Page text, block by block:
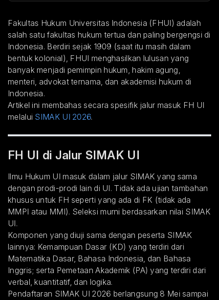
Fakultas Hukum Universitas Indonesia (FHUI) adalah
salah satu fakultas hukum tertua dan paling bergengsi di
Indonesia. Berdiri sejak 1909 (saat itu masih dalam
bentuk kolonial), FHUI menghasilkan lulusan yang
banyak menjadi pemimpin hukum, hakim agung,
menteri, advokat ternama, dan akademisi hukum di
Indonesia.
Artikel ini membahas secara spesifik jalur masuk FH UI
melalui SIMAK UI 2026.
FH UI di Jalur SIMAK UI
Ilmu Hukum UI masuk dalam jalur SIMAK yang sama
dengan prodi-prodi lain di UI. Tidak ada ujian tambahan
khusus untuk FH seperti yang ada di FK (tidak ada
MMPI atau MMI). Seleksi murni berdasarkan nilai SIMAK
UI.
Komponen yang diuji sama dengan peserta SIMAK
lainnya: Kemampuan Dasar (KD) yang terdiri dari
Matematika Dasar, Bahasa Indonesia, dan Bahasa
Inggris; serta Pemetaan Akademik (PA) yang terdiri dari
verbal, kuantitatif, dan logika.
Pendaftaran SIMAK UI 2026 berlangsung 8 Mei sampai